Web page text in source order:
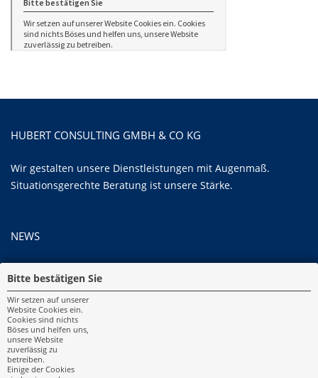
Bitte bestätigen Sie
Wir setzen auf unserer
Website Cookies ein.
Cookies sind nichts
Böses und helfen uns,
unsere Website
zuverlässig zu
betreiben.
Einige der Cookies
HUBERT CONSULTING GMBH & CO KG
Wir gestalten unsere Dienstleistungen mit Augenmaß.
Situationsgerechte Beratung ist unsere Stärke.
NEWS
IMPRESSUM
Impressum
Erstinformation
Datenschutz